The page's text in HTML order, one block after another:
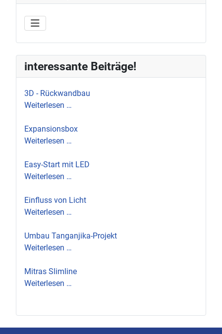
interessante Beiträge!
3D - Rückwandbau
Weiterlesen …
Expansionsbox
Weiterlesen …
Easy-Start mit LED
Weiterlesen …
Einfluss von Licht
Weiterlesen …
Umbau Tanganjika-Projekt
Weiterlesen …
Mitras Slimline
Weiterlesen …